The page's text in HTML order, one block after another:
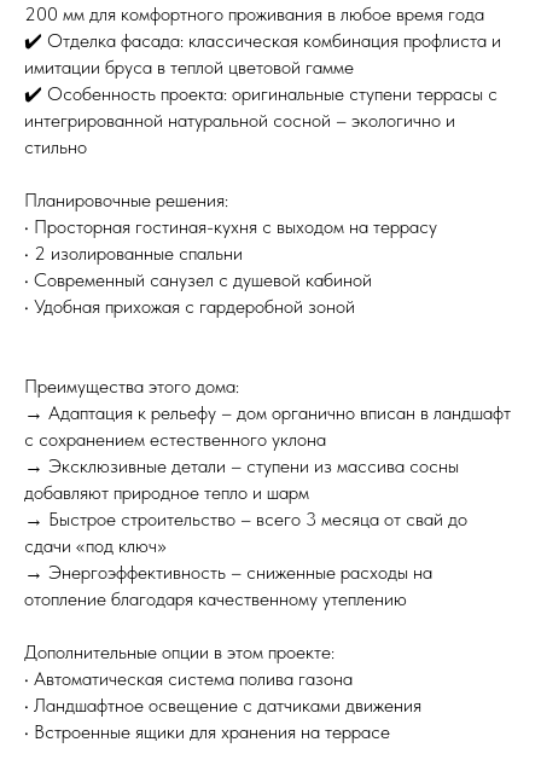
200 мм для комфортного проживания в любое время года
✔️ Отделка фасада: классическая комбинация профлиста и
имитации бруса в теплой цветовой гамме
✔️ Особенность проекта: оригинальные ступени террасы с
интегрированной натуральной сосной – экологично и
стильно
Планировочные решения:
• Просторная гостиная-кухня с выходом на террасу
• 2 изолированные спальни
• Современный санузел с душевой кабиной
• Удобная прихожая с гардеробной зоной
Преимущества этого дома:
→ Адаптация к рельефу – дом органично вписан в ландшафт
с сохранением естественного уклона
→ Эксклюзивные детали – ступени из массива сосны
добавляют природное тепло и шарм
→ Быстрое строительство – всего 3 месяца от свай до
сдачи «под ключ»
→ Энергоэффективность – сниженные расходы на
отопление благодаря качественному утеплению
Дополнительные опции в этом проекте:
• Автоматическая система полива газона
• Ландшафтное освещение с датчиками движения
• Встроенные ящики для хранения на террасе